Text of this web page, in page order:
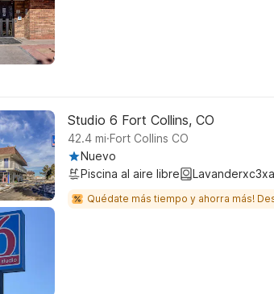
Studio 6 Fort Collins, CO
42.4 mi.Fort Collins CO
Nuevo
Piscina al aire libre
Quédate más tiempo y ahorra más!